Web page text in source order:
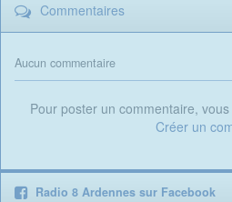
Commentaires
Aucun commentaire
Pour poster un commentaire,
Créer un
Radio 8 Ardennes sur Facebook